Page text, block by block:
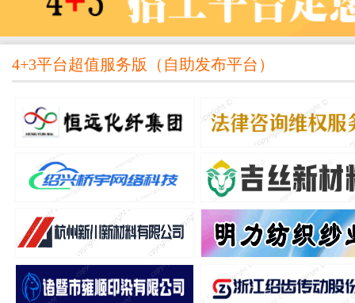
4+3平台超值服务版 （ 自助发布平台 ）
绍兴柯桥金佰利纺织有限公司
比加诺伽玛220cm剑杆机修工
绍兴帛仟纺织有限公
熟练罗纹圆机挡车工、圆机
杭州孚华得纺织科技有限公司
急招码布工、机缸工、脱水开幅、
绍兴固煌纺织有限公
熟练喷气提花档车工
杭州恒牛花式丝有限公司化纤分
熟练1000型加弹机工、结尾工
杭州彤柯纺织有限公
熟练喷气帮机工、熟练喷气
杭州栋栋纺织有限公司
熟练800D型加弹工
绍兴弗凡家居用品有限
熟练窗帘缝纫工、窗帘检验